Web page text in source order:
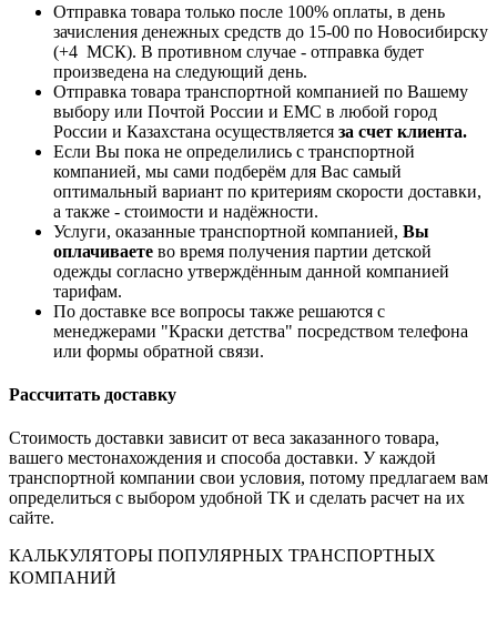
Отправка товара только после 100% оплаты, в день
зачисления денежных средств до 15-00 по Новосибирску
(+4 МСК). В противном случае - отправка будет
произведена на следующий день.
Отправка товара транспортной компанией по Вашему
выбору или Почтой России и ЕМС в любой город
России и Казахстана осуществляется за счет клиента.
Если Вы пока не определились с транспортной
компанией, мы сами подберём для Вас самый
оптимальный вариант по критериям скорости доставки,
а также - стоимости и надёжности.
Услуги, оказанные транспортной компанией, Вы
оплачиваете во время получения партии детской
одежды согласно утверждённым данной компанией
тарифам.
По доставке все вопросы также решаются с
менеджерами "Краски детства" посредством телефона
или формы обратной связи.
Рассчитать доставку
Стоимость доставки зависит от веса заказанного товара,
вашего местонахождения и способа доставки. У каждой
транспортной компании свои условия, потому предлагаем вам
определиться с выбором удобной ТК и сделать расчет на их
сайте.
КАЛЬКУЛЯТОРЫ ПОПУЛЯРНЫХ ТРАНСПОРТНЫХ
КОМПАНИЙ